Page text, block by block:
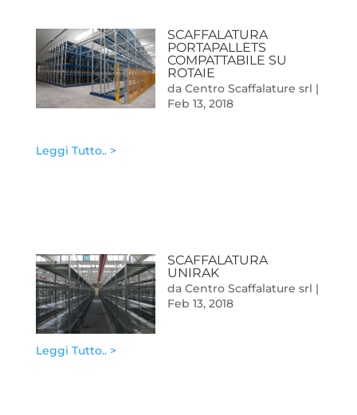
SCAFFALATURA
PORTAPALLETS
COMPATTABILE SU
ROTAIE
da Centro Scaffalature srl |
Feb 13, 2018
Leggi Tutto.. >
SCAFFALATURA
UNIRAK
da Centro Scaffalature srl |
Feb 13, 2018
Leggi Tutto.. >